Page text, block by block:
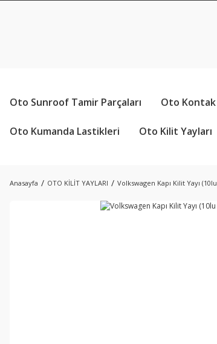
Oto Sunroof Tamir Parçaları Oto Kontak
Oto Kumanda Lastikleri Oto Kilit Yayları
Anasayfa OTO KİLİT YAYLARI Volkswagen Kapı Kilit Yayı